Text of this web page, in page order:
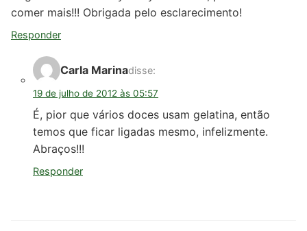
comer mais!!! Obrigada pelo esclarecimento!
Responder
Carla Marinadisse:
19 de julho de 2012 às 05:57
É, pior que vários doces usam gelatina, então
temos que ficar ligadas mesmo, infelizmente.
Abraços!!!
Responder